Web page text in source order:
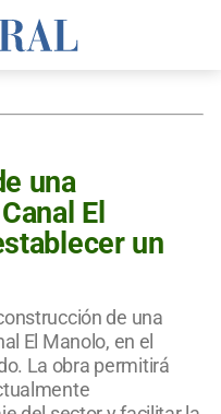
una
El
un
de una
El Manolo, en el
La obra permitirá